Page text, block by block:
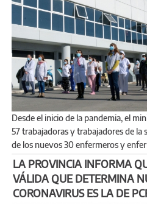
Desde el inicio de la pandemia, el ministerio de Salud provincial sumó
57 trabajadoras y trabajadores de la
de los nuevos 30 enfermeros y
LA PROVINCIA INFORMA
VÁLIDA QUE DETERMINA
CORONAVIRUS ES LA DE